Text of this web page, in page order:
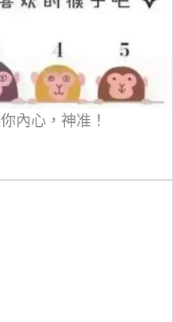
內心，神准！